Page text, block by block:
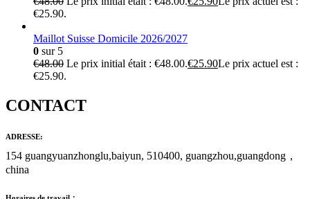
€25.90.
Maillot Suisse Domicile 2026/2027
0 sur 5
€48.00 Le prix initial était : €48.00.€25.90Le prix actuel est :
€25.90.
CONTACT
ADRESSE:
154 guangyuanzhonglu,baiyun, 510400, guangzhou,guangdong，
china